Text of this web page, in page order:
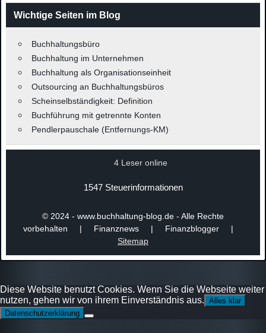
Wichtige Seiten im Blog
Buchhaltungsbüro
Buchhaltung im Unternehmen
Buchhaltung als Organisationseinheit
Outsourcing an Buchhaltungsbüros
Scheinselbständigkeit: Definition
Buchführung mit getrennte Konten
Pendlerpauschale (Entfernungs-KM)
4 Leser online
1547 Steuerinformationen
© 2024 - www.buchhaltung-blog.de - Alle Rechte
vorbehalten | Finanznews | Finanzblogger |
Sitemap
Diese Website benutzt Cookies. Wenn Sie die Webseite weiter
nutzen, gehen wir von ihrem Einverständnis aus. Alles klar
Datenschutzerklärung